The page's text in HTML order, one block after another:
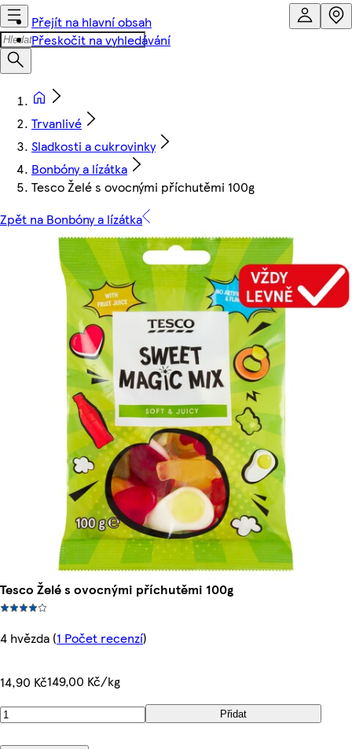
Přejít na hlavní obsah
Přeskočit na vyhledávání
Trvanlivé
Sladkosti a cukrovinky
Bonbóny a lízátka
Tesco Želé s ovocnými příchutěmi 100g
Zpět na Bonbóny a lízátka
Tesco Želé s ovocnými příchutěmi 100g
4 hvězda (1 Počet recenzí)
14,90 Kč149,00 Kč/kg
Přidat